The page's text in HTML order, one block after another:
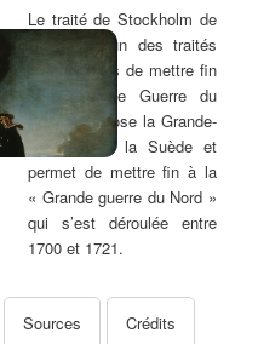
Le traité de Stockholm de
1719 est l’un des traités
ayant permis de mettre fin
à la Grande Guerre du
Nord. Il oppose la Grande-
Bretagne et la Suède et
permet de mettre fin à la
« Grande guerre du Nord »
qui s’est déroulée entre
1700 et 1721.
Sources Crédits